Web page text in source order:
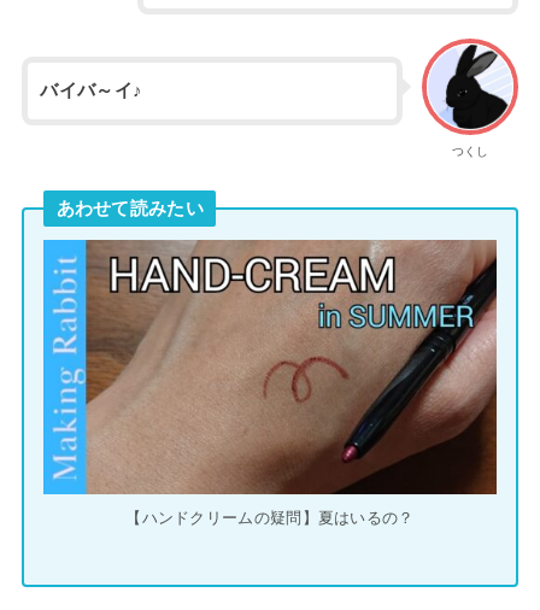
つくし
バイバ～イ♪
あわせて読みたい
【ハンドクリームの疑問】夏はいるの？